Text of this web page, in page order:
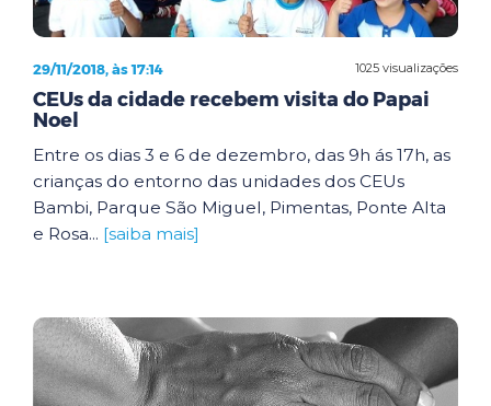
1025 visualizações
29/11/2018, às 17:14
CEUs da cidade recebem visita do Papai
Noel
Entre os dias 3 e 6 de dezembro, das 9h ás 17h, as
crianças do entorno das unidades dos CEUs
Bambi, Parque São Miguel, Pimentas, Ponte Alta
e Rosa... [saiba mais]